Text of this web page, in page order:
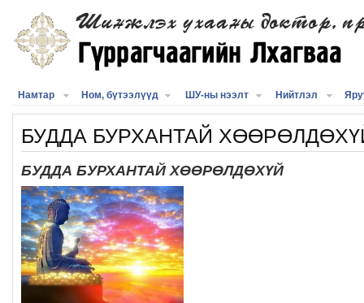
Намтар Ном, бүтээлүүд ШУ-ны нээлт Нийтлэл
БУДДА БУРХАНТАЙ
БУДДА БУРХАНТАЙ ХӨӨРӨЛДӨХҮЙ